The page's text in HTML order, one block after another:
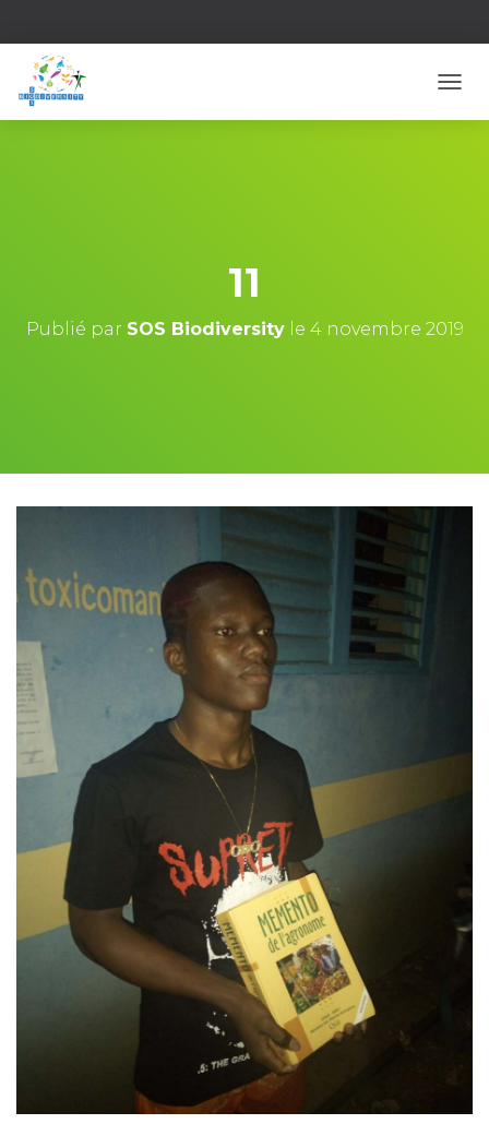
É
V
N
11
Publié par SOS Biodiversityle 4 novembre 2019